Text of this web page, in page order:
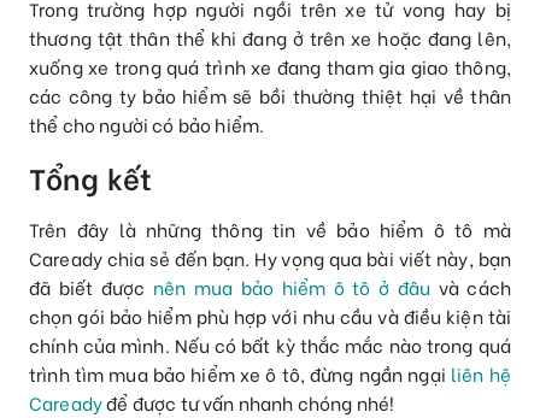
Trong trường hợp người ngồi trên xe tử vong hay bị
thương tật thân thể khi đang ở trên xe hoặc đang lên,
xuống xe trong quá trình xe đang tham gia giao thông,
các công ty bảo hiểm sẽ bồi thường thiệt hại về thân
thể cho người có bảo hiểm.
Tổng kết
Trên đây là những thông tin về bảo hiểm ô tô mà
Caready chia sẻ đến bạn. Hy vọng qua bài viết này, bạn
đã biết được nên mua bảo hiểm ô tô ở đâu và cách
chọn gói bảo hiểm phù hợp với nhu cầu và điều kiện tài
chính của mình. Nếu có bất kỳ thắc mắc nào trong quá
trình tìm mua bảo hiểm xe ô tô, đừng ngần ngại liên hệ
Careadyđể được tư vấn nhanh chóng nhé!